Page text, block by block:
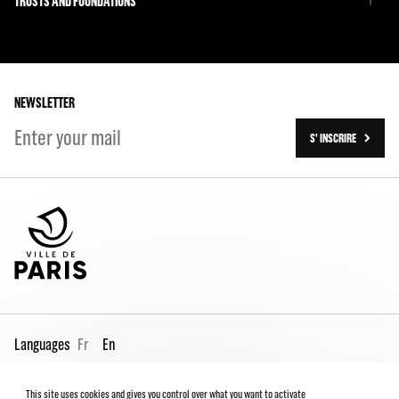
Our history
NEWSLETTER
S' INSCRIRE
Languages Fr En
This site uses cookies and gives you control over what you want to activate